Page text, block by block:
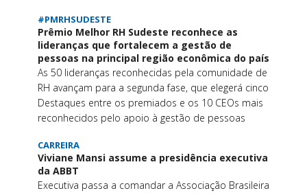
#PMRHSUDESTE
Prêmio Melhor RH Sudeste reconhece as
lideranças que fortalecem a gestão de
pessoas na principal região econômica do país
As 50 lideranças reconhecidas pela comunidade de
RH avançam para a segunda fase, que elegerá cinco
Destaques entre os premiados e os 10 CEOs mais
reconhecidos pelo apoio à gestão de pessoas
CARREIRA
Viviane Mansi assume a presidência executiva
da ABBT
Executiva passa a comandar a Associação Brasileira